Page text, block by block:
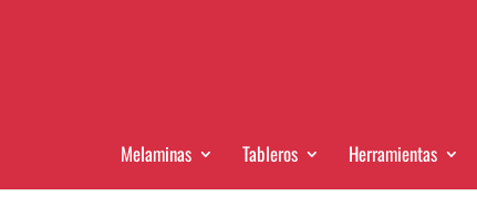
Melaminas Tableros Herramientas